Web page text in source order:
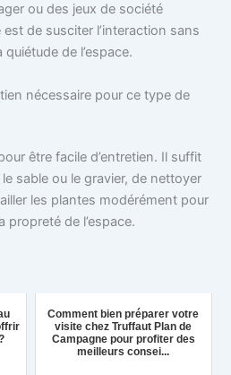
ou des jeux de société
est de susciter l’interaction sans
de l’espace.
nécessaire pour ce type de
être facile d’entretien. Il suffit
sable ou le gravier, de nettoyer
les plantes modérément pour
propreté de l’espace.
Comment bien préparer votre
visite chez Truffaut Plan de
Campagne pour profiter des
meilleurs consei...